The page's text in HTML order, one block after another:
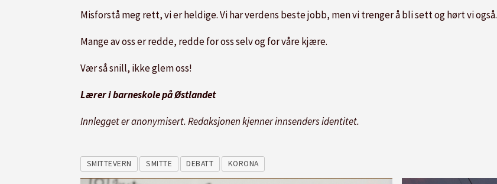
Misforstå meg rett, vi er heldige. Vi har verdens beste jobb, men vi trenger å bli sett og hørt vi også.
Mange av oss er redde, redde for oss selv og for våre kjære.
Vær så snill, ikke glem oss!
Lærer i barneskole på Østlandet
Innlegget er anonymisert. Redaksjonen kjenner innsenders identitet.
SMITTEVERN SMITTE DEBATT KORONA